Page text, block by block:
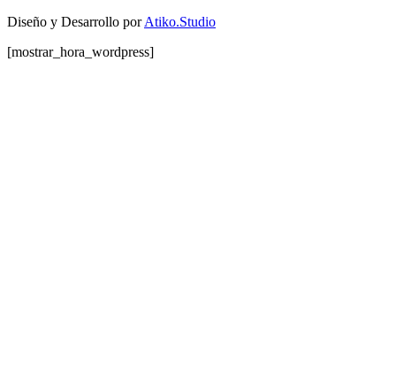
Diseño y Desarrollo porAtiko.Studio
[mostrar_hora_wordpress]